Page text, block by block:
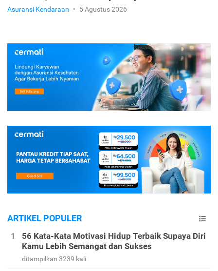
Asuransi Kendaraan • 5 Agustus 2026
ARTIKEL POPULER
56 Kata-Kata Motivasi Hidup Terbaik Supaya Diri
Kamu Lebih Semangat dan Sukses
ditampilkan 3239 kali